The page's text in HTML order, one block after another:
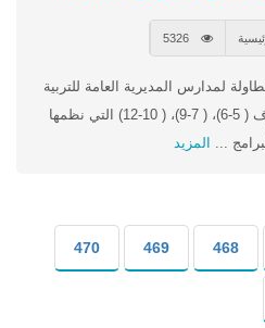
لمدارس المديرية العامة للتربية
والتعليم لمحافظة مسقط للصفوف ( 5-6)، ( 7-9)، ( 10-12) التي نظمها
... المزيد
468
469
470